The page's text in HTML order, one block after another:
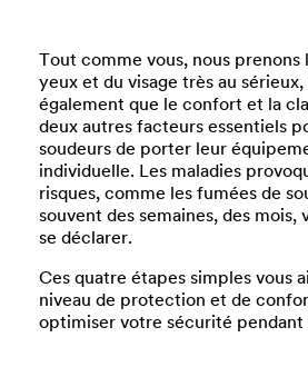
Tout comme vous, nous
yeux et du visage très au sérieux,
également que le confort et la
deux autres facteurs essentiels
soudeurs de porter leur
individuelle. Les maladies
risques, comme les fumées de
souvent des semaines, des mois,
se déclarer.
Ces quatre étapes simples vous
niveau de protection et de
optimiser votre sécurité pendant